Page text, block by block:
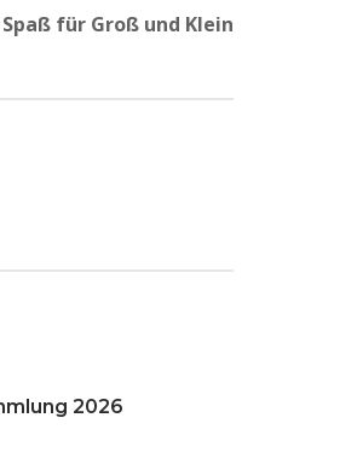
für Groß und Klein
2026